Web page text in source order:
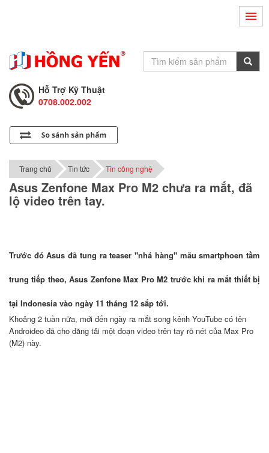
Tư Vấn Bán Hàng
Hỗ Trợ Kỹ Thuật
0708.002.002
0708.001.001
Trang chủ Tin tức Tin công nghệ
Asus Zenfone Max Pro M2 chưa ra mắt, đã
lộ video trên tay.
Trước đó Asus đã tung ra teaser "nhá hàng" mãu smartphoen tầm
trung tiếp theo, Asus Zenfone Max Pro M2 trước khi ra mắt thiết bị
tại Indonesia vào ngày 11 tháng 12 sắp tới.
Khoảng 2 tuần nữa, mới đến ngày ra mắt song kênh YouTube có tên
Androideo đã cho đăng tải một đoạn video trên tay rõ nét của Max Pro
(M2) này.